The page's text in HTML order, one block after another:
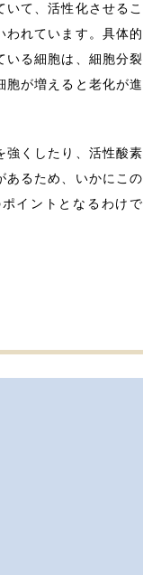
て、活性化させるこ
われています。具体的
いる細胞は、細胞分裂
胞が増えると老化が進
強くしたり、活性酸素
あるため、いかにこの
イントとなるわけで